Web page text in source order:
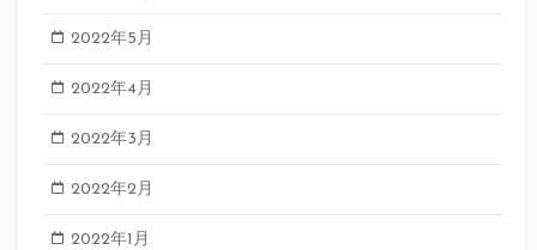
2022年5月
2022年4月
2022年3月
2022年2月
2022年1月